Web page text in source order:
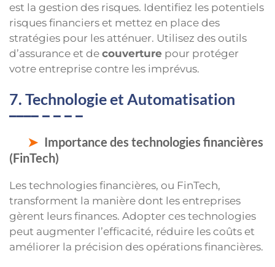
est la gestion des risques. Identifiez les potentiels
risques financiers et mettez en place des
stratégies pour les atténuer. Utilisez des outils
d’assurance et de couverture pour protéger
votre entreprise contre les imprévus.
7. Technologie et Automatisation
Importance des technologies financières
(FinTech)
Les technologies financières, ou FinTech,
transforment la manière dont les entreprises
gèrent leurs finances. Adopter ces technologies
peut augmenter l’efficacité, réduire les coûts et
améliorer la précision des opérations financières.